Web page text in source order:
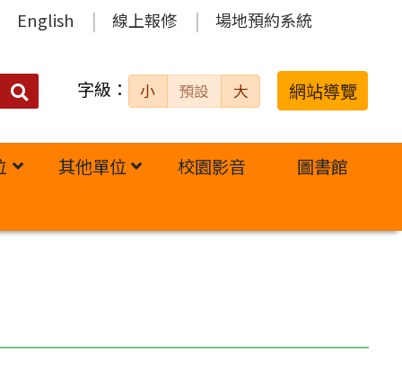
English 線上報修 場地預約系統
搜
字級： 小 預設 大 網站導覽
其他單位 校園影音 圖書館